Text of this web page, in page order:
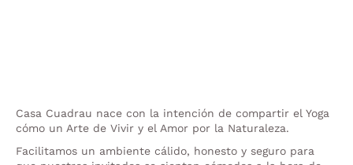
Casa Cuadrau nace con la intención de compartir el Yoga
cómo un Arte de Vivir y el Amor por la Naturaleza.
Facilitamos un ambiente cálido, honesto y seguro para